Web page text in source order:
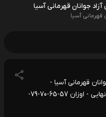
جوانان قهرمانی آسیا
قهرمانی آسیا
قهرمانی آسیا -
قرقیزستان - مرحله مقدماتی و نیمه نهایی - اوزان 57-65-70-79-